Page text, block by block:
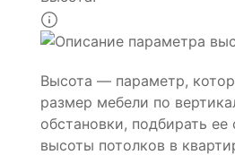
Высота — параметр,
размер мебели по
обстановки, подбирать ее
высоты потолков в